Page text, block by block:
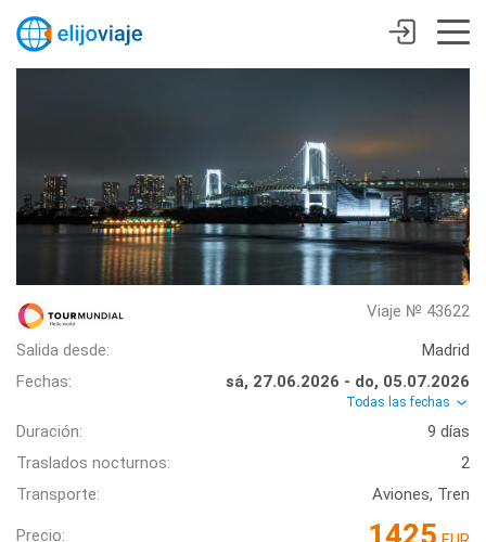
Viaje № 43622
Salida desde:
Madrid
Fechas:
sá, 27.06.2026 - do, 05.07.2026
Todas las fechas
Duración:
9 días
Traslados nocturnos:
2
Transporte:
Aviones, Tren
Precio: